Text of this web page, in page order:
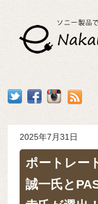
2025年7月31日
ポートレー
誠一氏と